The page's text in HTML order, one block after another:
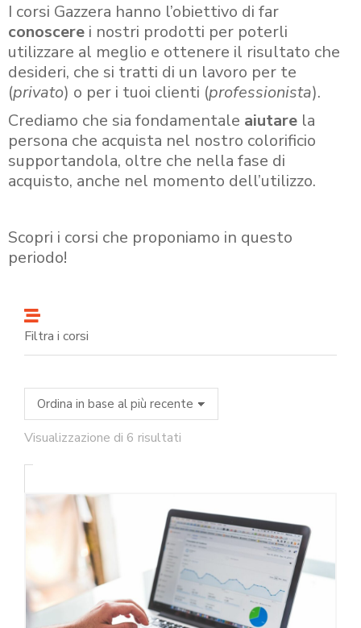
I corsi Gazzera hanno l’obiettivo di far
conoscere i nostri prodotti per poterli
utilizzare al meglio e ottenere il risultato che
desideri, che si tratti di un lavoro per te
(privato) o per i tuoi clienti (professionista).
Crediamo che sia fondamentale aiutare la
persona che acquista nel nostro colorificio
supportandola, oltre che nella fase di
acquisto, anche nel momento dell’utilizzo.
Scopri i corsi che proponiamo in questo
periodo!
Filtra i corsi
Visualizzazione di 6 risultati